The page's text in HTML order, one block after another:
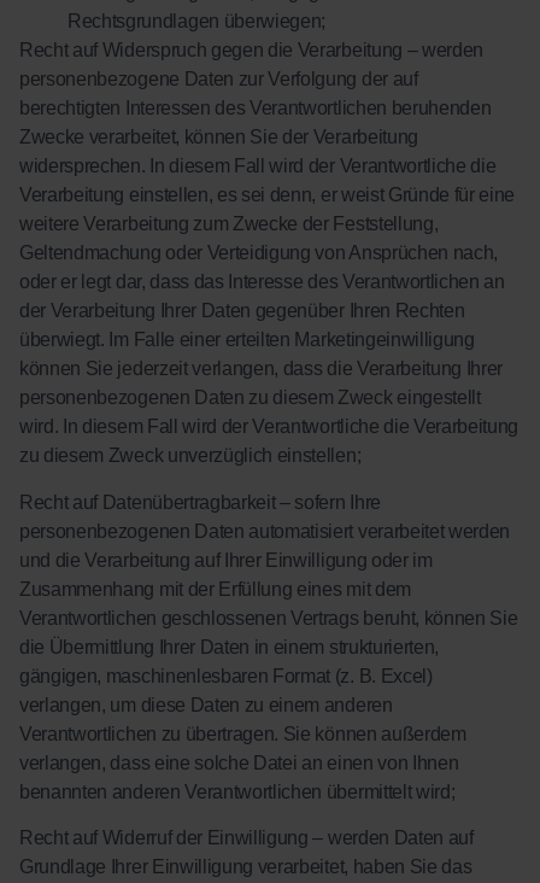
Rechtsgrundlagen überwiegen;
Recht auf Widerspruch gegen die Verarbeitung – werden
personenbezogene Daten zur Verfolgung der auf
berechtigten Interessen des Verantwortlichen beruhenden
Zwecke verarbeitet, können Sie der Verarbeitung
widersprechen. In diesem Fall wird der Verantwortliche die
Verarbeitung einstellen, es sei denn, er weist Gründe für eine
weitere Verarbeitung zum Zwecke der Feststellung,
Geltendmachung oder Verteidigung von Ansprüchen nach,
oder er legt dar, dass das Interesse des Verantwortlichen an
der Verarbeitung Ihrer Daten gegenüber Ihren Rechten
überwiegt. Im Falle einer erteilten Marketingeinwilligung
können Sie jederzeit verlangen, dass die Verarbeitung Ihrer
personenbezogenen Daten zu diesem Zweck eingestellt
wird. In diesem Fall wird der Verantwortliche die Verarbeitung
zu diesem Zweck unverzüglich einstellen;
Recht auf Datenübertragbarkeit – sofern Ihre
personenbezogenen Daten automatisiert verarbeitet werden
und die Verarbeitung auf Ihrer Einwilligung oder im
Zusammenhang mit der Erfüllung eines mit dem
Verantwortlichen geschlossenen Vertrags beruht, können Sie
die Übermittlung Ihrer Daten in einem strukturierten,
gängigen, maschinenlesbaren Format (z. B. Excel)
verlangen, um diese Daten zu einem anderen
Verantwortlichen zu übertragen. Sie können außerdem
verlangen, dass eine solche Datei an einen von Ihnen
benannten anderen Verantwortlichen übermittelt wird;
Recht auf Widerruf der Einwilligung – werden Daten auf
Grundlage Ihrer Einwilligung verarbeitet, haben Sie das